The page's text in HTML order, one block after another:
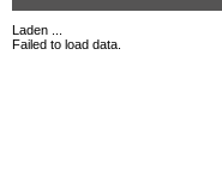
Laden ...
Failed to load data.